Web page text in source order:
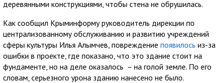
деревянными конструкциями, чтобы стена не обрушилась.
Как сообщил Крыминформу руководитель дирекции по
централизованному обслуживанию и развитию учреждений
сферы культуры Илья Алымчев, повреждение появилось из-за
ошибки в проекте, где показано, что это здание стоит на
фундаменте, но на деле оказалось – на голой земле. По его
словам, серьезного урона зданию нанесено не было.